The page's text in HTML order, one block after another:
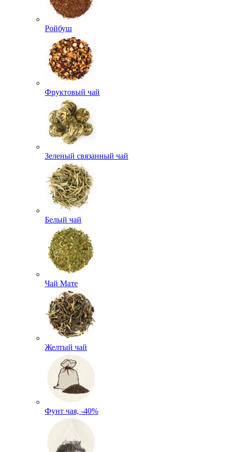
Ройбуш
Фруктовый чай
Зеленый связанный чай
Белый чай
Чай Мате
Желтый чай
Фунт чая, -40%